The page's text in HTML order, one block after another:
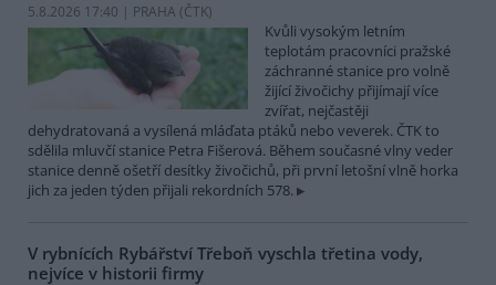
5.8.2026 17:40 | PRAHA (ČTK)
Kvůli vysokým letním
teplotám pracovníci pražské
záchranné stanice pro volně
žijící živočichy přijímají více
zvířat, nejčastěji
dehydratovaná a vysílená mláďata ptáků nebo veverek. ČTK to
sdělila mluvčí stanice Petra Fišerová. Během současné vlny veder
stanice denně ošetří desítky živočichů, při první letošní vlně horka
jich za jeden týden přijali rekordních 578.
V rybnících Rybářství Třeboň vyschla třetina vody,
nejvíce v historii firmy